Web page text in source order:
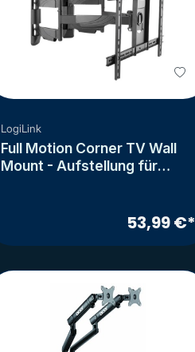
LogiLink
Full Motion Corner TV Wall
Mount - Aufstellung für
53,99 €*